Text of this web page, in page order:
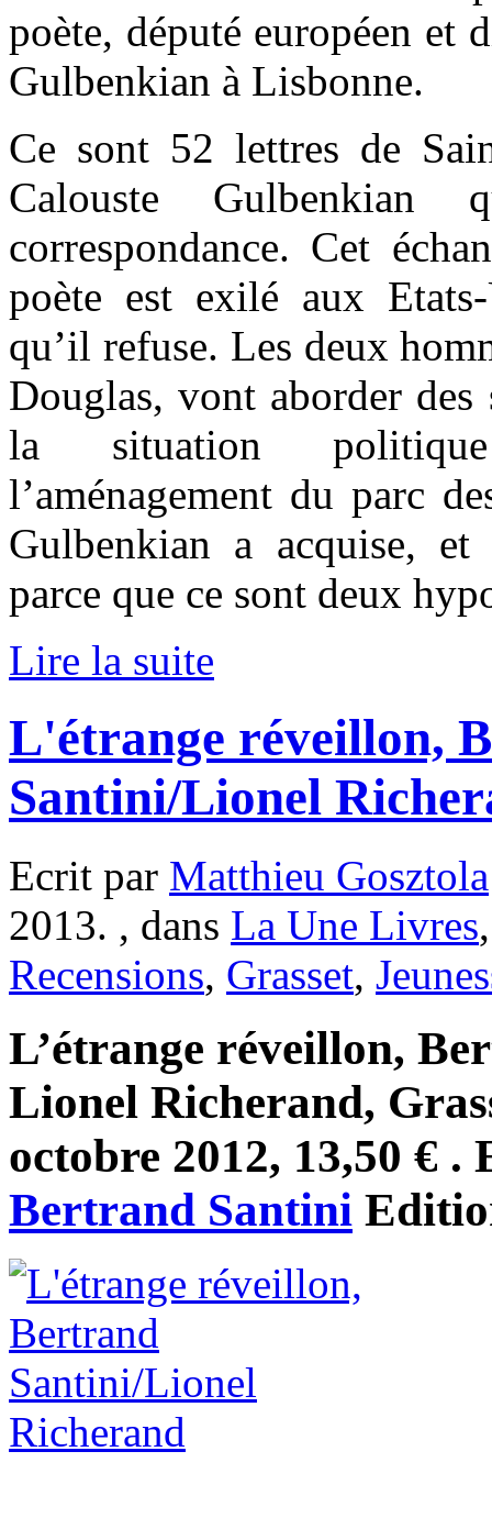
poète, député européen et
Gulbenkian à Lisbonne.
Ce sont 52 lettres de
Calouste Gulbenkian
correspondance. Cet
poète est exilé aux
qu’il refuse. Les deux
Douglas, vont aborder
la situation
l’aménagement du parc
Gulbenkian a acquise,
parce que ce sont deux
Lire la suite
L'étrange réveillon,
Santini/Lionel
Ecrit par Matthieu Gosztola
2013. , dans La Une Livres
Recensions, Grasset,
L’étrange réveillon,
Lionel Richerand,
octobre 2012, 13,50 € .
Bertrand Santini